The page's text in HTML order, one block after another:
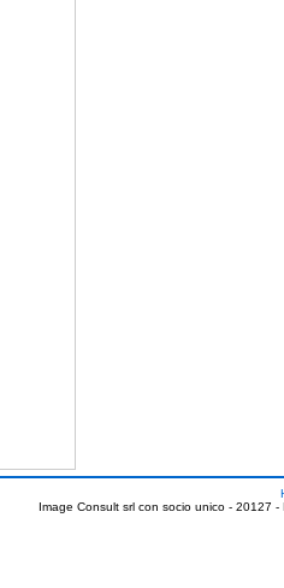
Image Consult srl con socio unico - 20127